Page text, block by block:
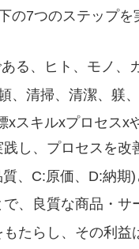
の7つのステップを
る、ヒト、モノ、
、清掃、清潔、躾
xスキルxプロセスx
し、プロセスを改
、C:原価、D:納期
、良質な商品・
たらし、その利